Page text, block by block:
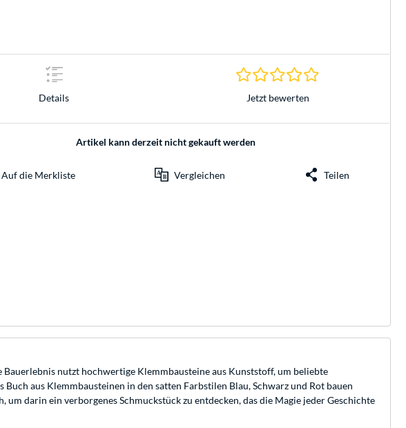
Details
0.0 Sterne bei 0
Jetzt bewerten
Artikel kann derzeit nicht gekauft werden
Auf die Merkliste Vergleichen Teilen
nutzt hochwertige Klemmbausteine aus Kunststoff, um beliebte
aus Klemmbausteinen in den satten Farbstilen Blau, Schwarz und Rot bauen
darin ein verborgenes Schmuckstück zu entdecken, das die Magie jeder Geschichte